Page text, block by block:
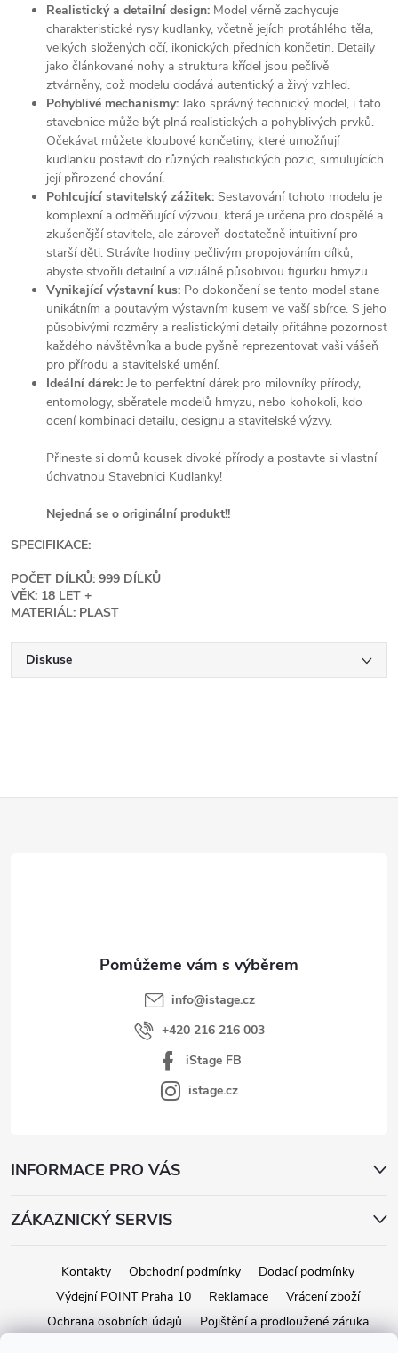
Realistický a detailní design: Model věrně zachycuje
charakteristické rysy kudlanky, včetně jejích protáhlého těla,
velkých složených očí, ikonických předních končetin. Detaily
jako článkované nohy a struktura křídel jsou pečlivě
ztvárněny, což modelu dodává autentický a živý vzhled.
Pohyblivé mechanismy: Jako správný technický model, i tato
stavebnice může být plná realistických a pohyblivých prvků.
Očekávat můžete kloubové končetiny, které umožňují
kudlanku postavit do různých realistických pozic, simulujících
její přirozené chování.
Pohlcující stavitelský zážitek: Sestavování tohoto modelu je
komplexní a odměňující výzvou, která je určena pro dospělé a
zkušenější stavitele, ale zároveň dostatečně intuitivní pro
starší děti. Strávíte hodiny pečlivým propojováním dílků,
abyste stvořili detailní a vizuálně působivou figurku hmyzu.
Vynikající výstavní kus: Po dokončení se tento model stane
unikátním a poutavým výstavním kusem ve vaší sbírce. S jeho
působivými rozměry a realistickými detaily přitáhne pozornost
každého návštěvníka a bude pyšně reprezentovat vaši vášeň
pro přírodu a stavitelské umění.
Ideální dárek: Je to perfektní dárek pro milovníky přírody,
entomology, sběratele modelů hmyzu, nebo kohokoli, kdo
ocení kombinaci detailu, designu a stavitelské výzvy.
Přineste si domů kousek divoké přírody a postavte si vlastní
úchvatnou Stavebnici Kudlanky!
Nejedná se o originální produkt!!
SPECIFIKACE:
POČET DÍLKŮ: 999 DÍLKŮ
VĚK: 18 LET +
MATERIÁL: PLAST
Diskuse
info@istage.cz
+420 216 216 003
iStage FB
istage.cz
INFORMACE PRO VÁS
ZÁKAZNICKÝ SERVIS
Kontakty Obchodní podmínky
Dodací podmínky
Výdejní POINT Praha 10
Reklamace
Vrácení zboží
Ochrana osobních údajů
Pojištění a prodloužené záruka